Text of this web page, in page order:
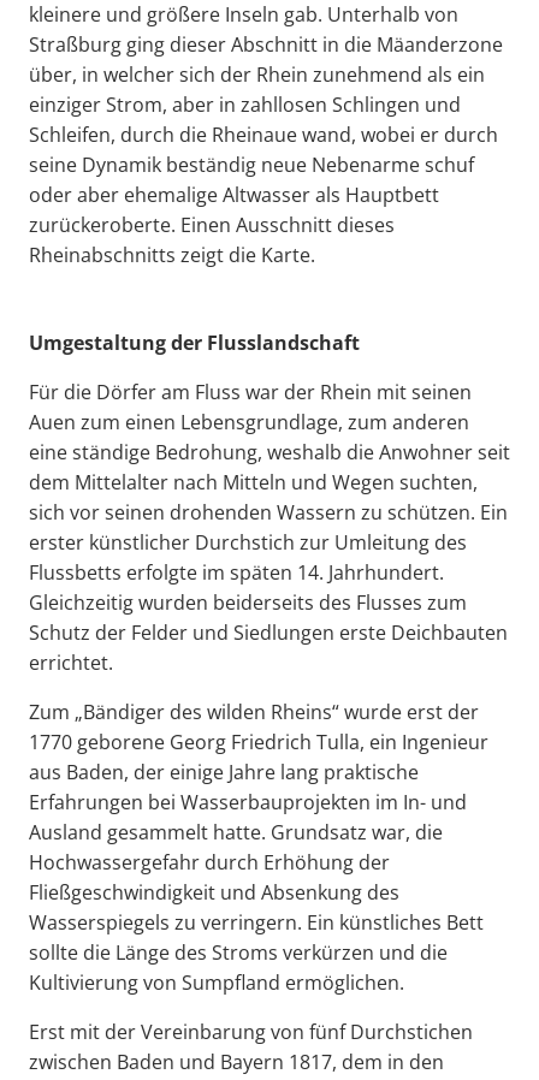
kleinere und größere Inseln gab. Unterhalb von
Straßburg ging dieser Abschnitt in die Mäanderzone
über, in welcher sich der Rhein zunehmend als ein
einziger Strom, aber in zahllosen Schlingen und
Schleifen, durch die Rheinaue wand, wobei er durch
seine Dynamik beständig neue Nebenarme schuf
oder aber ehemalige Altwasser als Hauptbett
zurückeroberte. Einen Ausschnitt dieses
Rheinabschnitts zeigt die Karte.
Umgestaltung der Flusslandschaft
Für die Dörfer am Fluss war der Rhein mit seinen
Auen zum einen Lebensgrundlage, zum anderen
eine ständige Bedrohung, weshalb die Anwohner seit
dem Mittelalter nach Mitteln und Wegen suchten,
sich vor seinen drohenden Wassern zu schützen. Ein
erster künstlicher Durchstich zur Umleitung des
Flussbetts erfolgte im späten 14. Jahrhundert.
Gleichzeitig wurden beiderseits des Flusses zum
Schutz der Felder und Siedlungen erste Deichbauten
errichtet.
Zum „Bändiger des wilden Rheins“ wurde erst der
1770 geborene Georg Friedrich Tulla, ein Ingenieur
aus Baden, der einige Jahre lang praktische
Erfahrungen bei Wasserbauprojekten im In- und
Ausland gesammelt hatte. Grundsatz war, die
Hochwassergefahr durch Erhöhung der
Fließgeschwindigkeit und Absenkung des
Wasserspiegels zu verringern. Ein künstliches Bett
sollte die Länge des Stroms verkürzen und die
Kultivierung von Sumpfland ermöglichen.
Erst mit der Vereinbarung von fünf Durchstichen
zwischen Baden und Bayern 1817, dem in den